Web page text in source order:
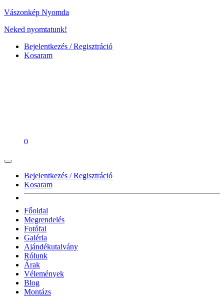
Vászonkép Nyomda
Neked nyomtatunk!
Bejelentkezés / Regisztráció
Kosaram
0
Bejelentkezés / Regisztráció
Kosaram
Főoldal
Megrendelés
Fotófal
Galéria
Ajándékutalvány
Rólunk
Árak
Vélemények
Blog
Montázs